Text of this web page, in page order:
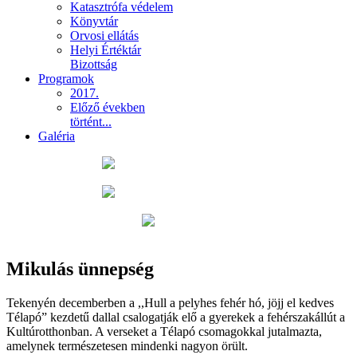
Katasztrófa védelem
Könyvtár
Orvosi ellátás
Helyi Értéktár
Bizottság
Programok
2017.
Előző években
történt...
Galéria
Mikulás ünnepség
Tekenyén decemberben a ,,Hull a pelyhes fehér hó, jöjj el kedves
Télapó” kezdetű dallal csalogatják elő a gyerekek a fehérszakállút a
Kultúrotthonban. A verseket a Télapó csomagokkal jutalmazta,
amelynek természetesen mindenki nagyon örült.